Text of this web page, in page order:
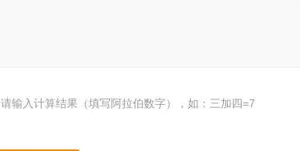
请输入计算结果（填写阿拉伯数字），如：三加四=7